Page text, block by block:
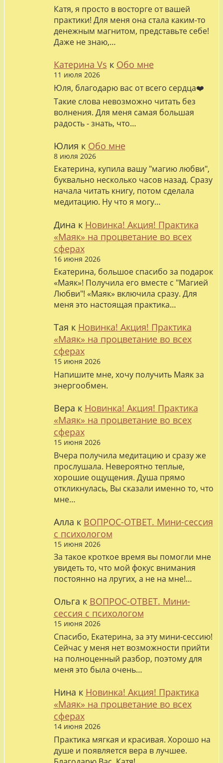
Катя, я просто в восторге от вашей
практики! Для меня она стала каким-то
денежным магнитом, представьте себе!
Даже не знаю,…
Катерина Vs к Обо мне
11 июля 2026
Юля, благодарю вас от всего сердца❤️
Такие слова невозможно читать без
волнения. Для меня самая большая
радость - знать, что…
Юлия к Обо мне
8 июля 2026
Екатерина, купила вашу "магию любви",
буквально несколько часов назад. Сразу
начала читать книгу, потом сделала
медитацию. Ну что я могу…
Дина к Новинка! Акция! Практика
«Маяк» на процветание во всех
сферах
16 июня 2026
Екатерина, большое спасибо за подарок
«Маяк»! Получила его вместе с "Магией
Любви"! «Маяк» включила сразу. Для
меня это настоящая практика…
Тая к Новинка! Акция! Практика
«Маяк» на процветание во всех
сферах
15 июня 2026
Напишите мне, хочу получить Маяк за
энергообмен.
Вера к Новинка! Акция! Практика
«Маяк» на процветание во всех
сферах
15 июня 2026
Вчера получила медитацию и сразу же
прослушала. Невероятно теплые,
хорошие ощущения. Душа прямо
откликнулась, Вы сказали именно то, что
мне…
Алла к ВОПРОС-ОТВЕТ. Мини-сессия
с психологом
15 июня 2026
За такое кроткое время вы помогли мне
увидеть то, что мой фокус внимания
постоянно на лругих, а не на мне!…
Ольга к ВОПРОС-ОТВЕТ. Мини-
сессия с психологом
15 июня 2026
Спасибо, Екатерина, за эту мини-сессию!
Сейчас у меня нет возможности прийти
на полноценный разбор, поэтому для
меня это была очень…
Нина к Новинка! Акция! Практика
«Маяк» на процветание во всех
сферах
14 июня 2026
Практика мягкая и красивая. Хорошо на
душе и появляется вера в лучшее.